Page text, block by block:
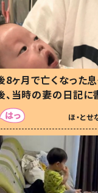
8ヶ月で亡くなった
、当時の妻の日記に
とは
ほ・と